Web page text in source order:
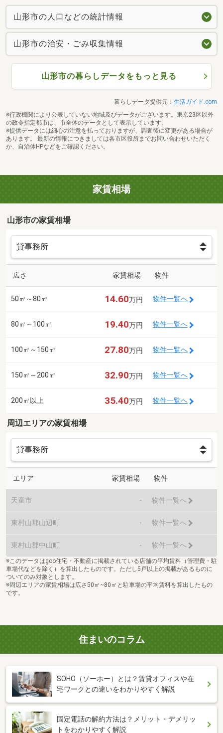
山形市の人口などの統計情報
山形市の治安・ごみ収集情報
山形市の暮らしデータをもっと見る
暮らしデータ提供元： 生活ガイド.com
※行政機関により公表していない地域及びデータがございます。東京23区以外
の政令指定都市は、市全体のデータとして表示しています。
※提供データには細心の注意を払っておりますが、調査後に変更がある場合が
あります。 最新の情報につきましては各市区役所までお問い合わせいただく
か、自治体HPなどをご確認ください。
家賃相場
山形市の家賃相場
広さ 家賃相場 物件
50㎡～80㎡ 14.60万円 物件一覧へ
80㎡～100㎡ 19.40万円 物件一覧へ
100㎡～150㎡ 27.80万円 物件一覧へ
150㎡～200㎡ 32.90万円 物件一覧へ
200㎡以上 35.40万円 物件一覧へ
周辺エリアの家賃相場
エリア 家賃相場 物件
天童市 - 物件一覧へ
東村山郡山辺町 - 物件一覧へ
東村山郡中山町 - 物件一覧へ
※このデータはgoo住宅・不動産に掲載されている店舗の平均賃料（管理費・駐
車場代などを除く）を算出したものです。ただし5戸以上の掲載があるものに
ついてのみ対象とします。
※周辺エリアの家賃相場は広さ50㎡~80㎡と駐車場の平均賃料を算出したもの
です。
住まいのコラム
SOHO（ソーホー）とは？賃貸オフィスや在
宅ワークとの違いをわかりやすく解説
固定電話の解約方法は？メリット・デメリッ
トをわかりやすく解説